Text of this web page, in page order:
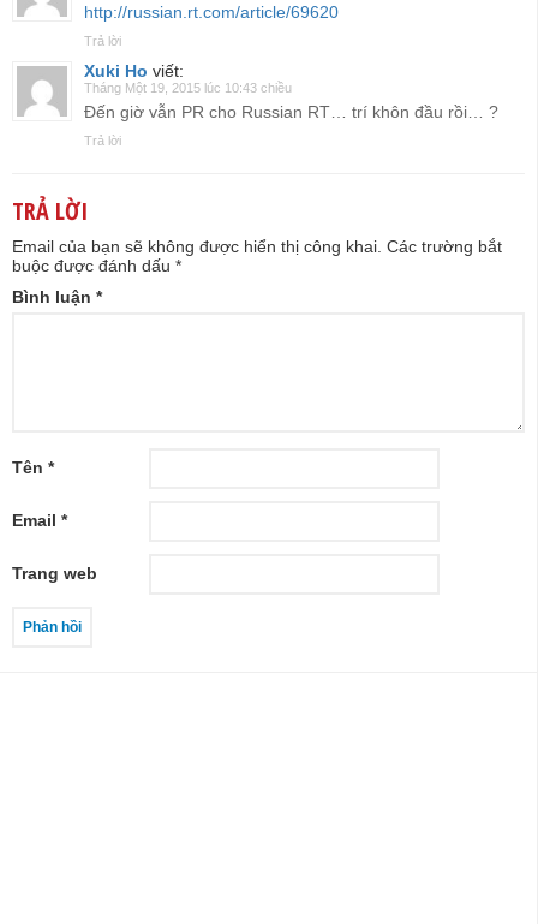
http://russian.rt.com/article/69620
Trả lời
Xuki Ho viết:
Tháng Một 19, 2015 lúc 10:43 chiều
Đến giờ vẫn PR cho Russian RT… trí khôn đầu rồi… ?
Trả lời
TRẢ LỜI
Email của bạn sẽ không được hiển thị công khai. Các trường bắt
buộc được đánh dấu *
Bình luận *
Tên *
Email *
Trang web